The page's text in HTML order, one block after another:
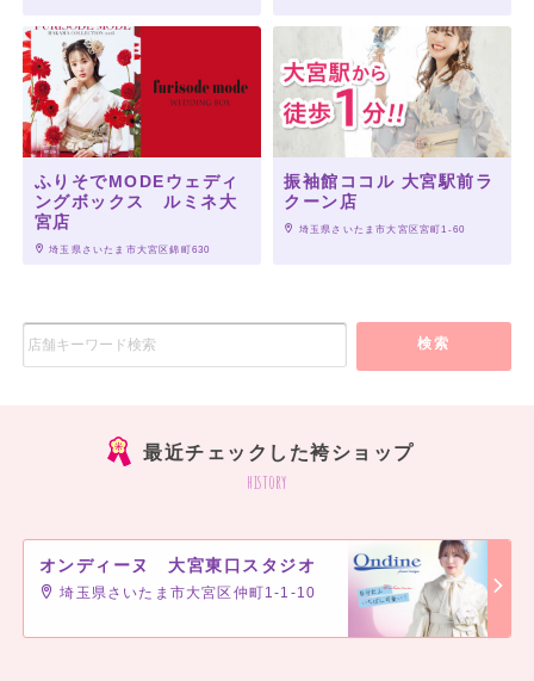
ふりそでMODEウェディ
ングボックス ルミネ大
宮店
埼玉県さいたま市大宮区錦町630
振袖館ココル 大宮駅前ラ
クーン店
埼玉県さいたま市大宮区宮町1-60
検索
最近チェックした袴ショップ
history
オンディーヌ 大宮東口スタジオ
埼玉県さいたま市大宮区仲町1-1-10